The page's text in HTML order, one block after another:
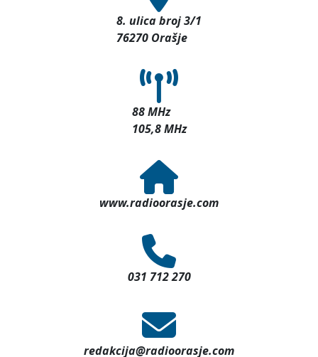
8. ulica broj 3/1
76270 Orašje
88 MHz
105,8 MHz
www.radioorasje.com
031 712 270
redakcija@radioorasje.com